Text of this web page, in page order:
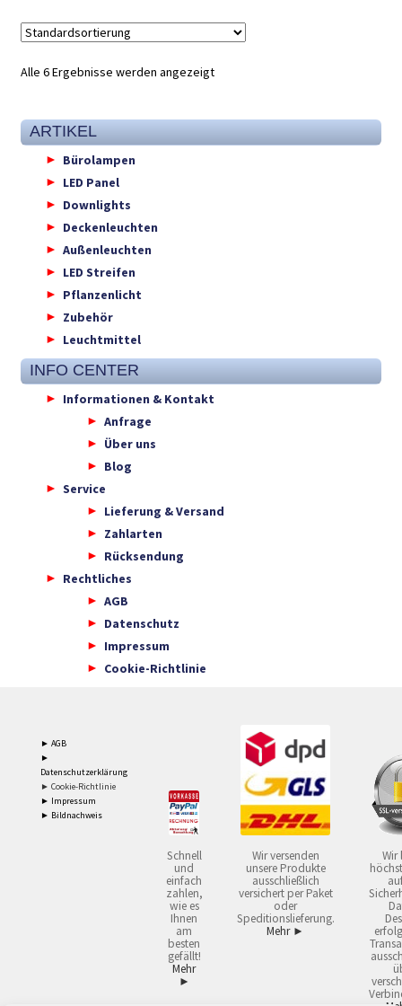
Alle 6 Ergebnisse werden angezeigt
ARTIKEL
Bürolampen
LED Panel
Downlights
Deckenleuchten
Außenleuchten
LED Streifen
Pflanzenlicht
Zubehör
Leuchtmittel
INFO CENTER
Informationen & Kontakt
Anfrage
Über uns
Blog
Service
Lieferung & Versand
Zahlarten
Rücksendung
Rechtliches
AGB
Datenschutz
Impressum
Cookie-Richtlinie
► AGB
►
Datenschutzerklärung
► Cookie-Richtlinie
► Impressum
► Bildnachweis
Schnell
und
einfach
zahlen,
wie es
Ihnen
am
besten
gefällt!
Mehr
►
Wir versenden
unsere Produkte
ausschließlich
versichert per Paket
oder
Speditionslieferung.
Mehr ►
Wir